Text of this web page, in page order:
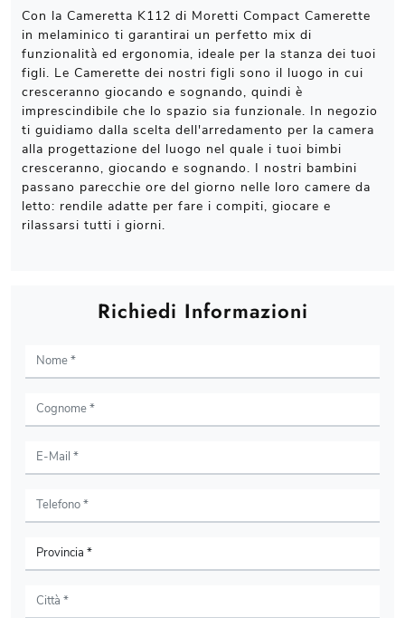
Con la Cameretta K112 di Moretti Compact Camerette
in melaminico ti garantirai un perfetto mix di
funzionalità ed ergonomia, ideale per la stanza dei tuoi
figli. Le Camerette dei nostri figli sono il luogo in cui
cresceranno giocando e sognando, quindi è
imprescindibile che lo spazio sia funzionale. In negozio
ti guidiamo dalla scelta dell'arredamento per la camera
alla progettazione del luogo nel quale i tuoi bimbi
cresceranno, giocando e sognando. I nostri bambini
passano parecchie ore del giorno nelle loro camere da
letto: rendile adatte per fare i compiti, giocare e
rilassarsi tutti i giorni.
Richiedi Informazioni